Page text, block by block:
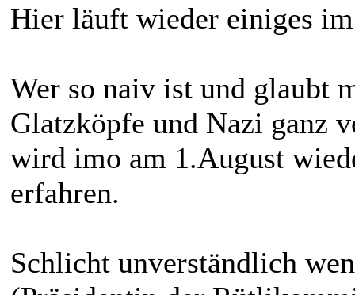
Hier läuft wieder einiges
Wer so naiv ist und glaubt
Glatzköpfe und Nazi ganz
wird imo am 1.August
erfahren.
Schlicht unverständlich